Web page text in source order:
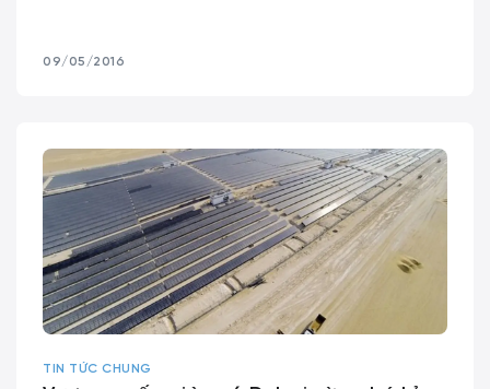
09/05/2016
TIN TỨC CHUNG